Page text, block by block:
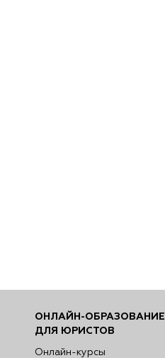
ОНЛАЙН-ОБРАЗОВАНИЕ
ДЛЯ ЮРИСТОВ
Онлайн-курсы